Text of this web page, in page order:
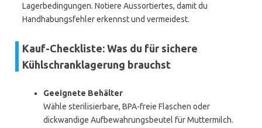
Lagerbedingungen. Notiere Aussortiertes, damit du
Handhabungsfehler erkennst und vermeidest.
Kauf-Checkliste: Was du für sichere
Kühlschranklagerung brauchst
Geeignete Behälter
Wähle sterilisierbare, BPA-freie Flaschen oder
dickwandige Aufbewahrungsbeutel für Muttermilch.